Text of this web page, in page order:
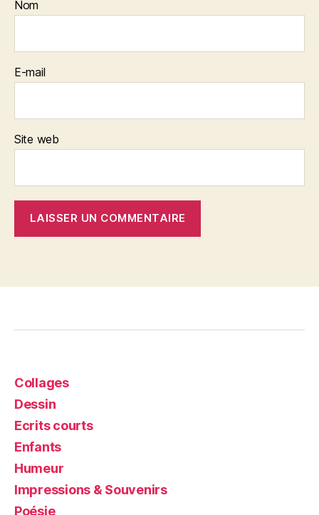
Nom
E-mail
Site web
Collages
Dessin
Ecrits courts
Enfants
Humeur
Impressions & Souvenirs
Poésie